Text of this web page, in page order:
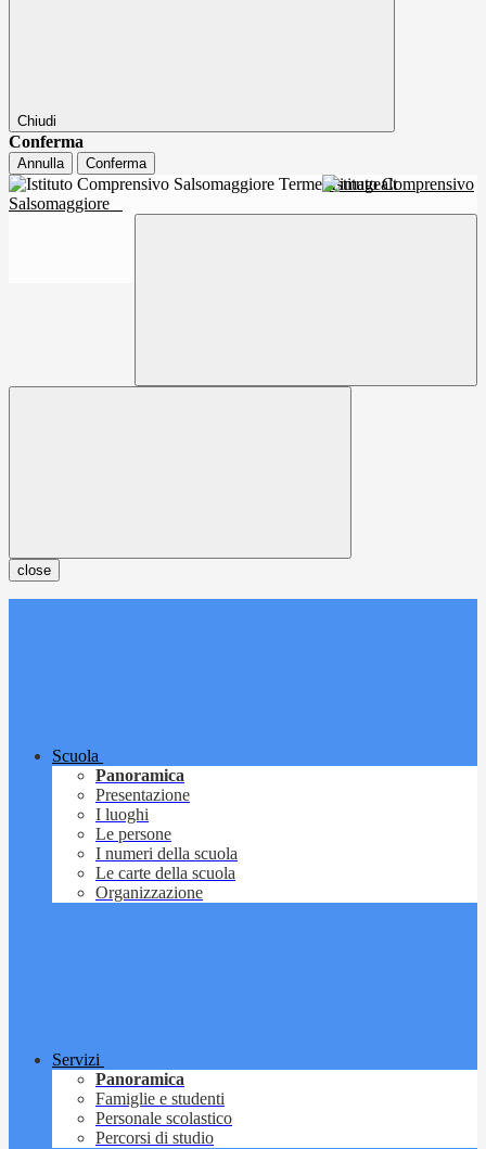
Chiudi
Conferma
Annulla Conferma
Istituto Comprensivo
Salsomaggiore
close
Scuola
Panoramica
Presentazione
I luoghi
Le persone
I numeri della scuola
Le carte della scuola
Organizzazione
Servizi
Panoramica
Famiglie e studenti
Personale scolastico
Percorsi di studio